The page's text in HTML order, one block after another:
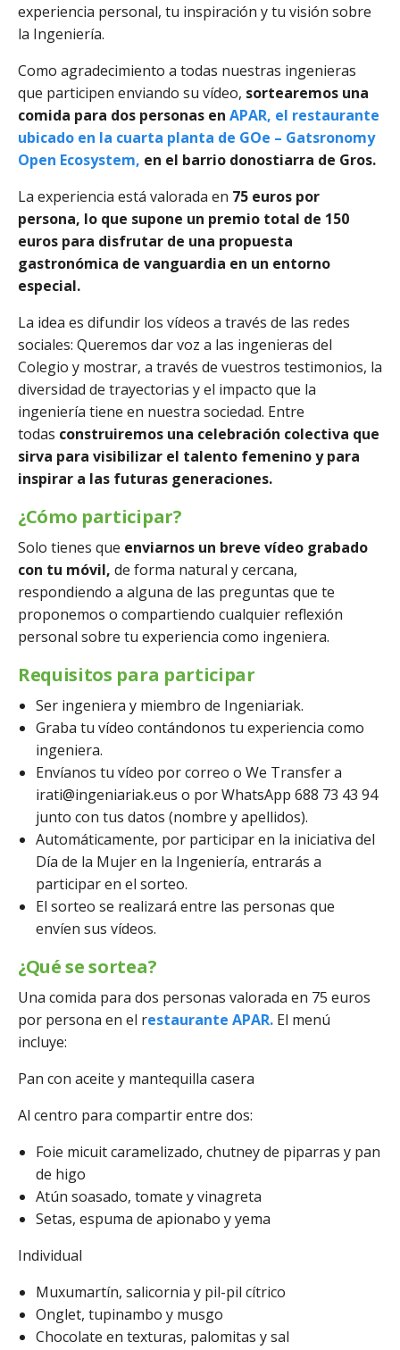
experiencia personal, tu inspiración y tu visión sobre
la Ingeniería.
Como agradecimiento a todas nuestras ingenieras
que participen enviando su vídeo, sortearemos una
comida para dos personas en APAR, el restaurante
ubicado en la cuarta planta de GOe – Gatsronomy
Open Ecosystem, en el barrio donostiarra de Gros.
La experiencia está valorada en 75 euros por
persona, lo que supone un premio total de 150
euros para disfrutar de una propuesta
gastronómica de vanguardia en un entorno
especial.
La idea es difundir los vídeos a través de las redes
sociales: Queremos dar voz a las ingenieras del
Colegio y mostrar, a través de vuestros testimonios, la
diversidad de trayectorias y el impacto que la
ingeniería tiene en nuestra sociedad. Entre
todas construiremos una celebración colectiva que
sirva para visibilizar el talento femenino y para
inspirar a las futuras generaciones.
¿Cómo participar?
Solo tienes que enviarnos un breve vídeo grabado
con tu móvil, de forma natural y cercana,
respondiendo a alguna de las preguntas que te
proponemos o compartiendo cualquier reflexión
personal sobre tu experiencia como ingeniera.
Requisitos para participar
Ser ingeniera y miembro de Ingeniariak.
Graba tu vídeo contándonos tu experiencia como
ingeniera.
Envíanos tu vídeo por correo o We Transfer a
irati@ingeniariak.eus o por WhatsApp 688 73 43 94
junto con tus datos (nombre y apellidos).
Automáticamente, por participar en la iniciativa del
Día de la Mujer en la Ingeniería, entrarás a
participar en el sorteo.
El sorteo se realizará entre las personas que
envíen sus vídeos.
¿Qué se sortea?
Una comida para dos personas valorada en 75 euros
por persona en el restaurante APAR. El menú
incluye:
Pan con aceite y mantequilla casera
Al centro para compartir entre dos:
Foie micuit caramelizado, chutney de piparras y pan
de higo
Atún soasado, tomate y vinagreta
Setas, espuma de apionabo y yema
Individual
Muxumartín, salicornia y pil-pil cítrico
Onglet, tupinambo y musgo
Chocolate en texturas, palomitas y sal